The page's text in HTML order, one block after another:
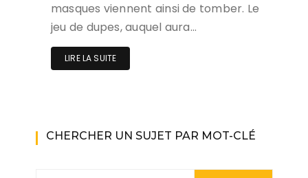
masques viennent ainsi de tomber. Le
jeu de dupes, auquel aura…
LIRE LA SUITE
CHERCHER UN SUJET PAR MOT-CLÉ